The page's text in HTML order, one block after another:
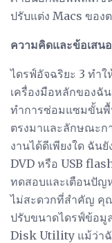
ปรับแต่ง Macs ของ
ความคิดและข้อเสน
ไดรฟ์อัจฉริยะ 3 ทำ
เครื่องมือหลักของฉั
ทำการซ่อมแซมขั้นพื้
ตรงมาและลักษณะก
งานได้ดีเพียงใด ฉัน
DVD หรือ USB
ทดสอบและเตือนปัญ
ไม่สะดวกที่สำคัญ คุ
ปรับขนาดไดรฟ์ข้อมู
Disk Utility แม้ว่า